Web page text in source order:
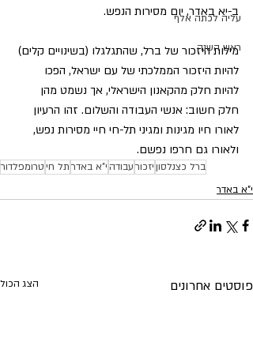
עליה לכתה אלף
ראש השנה
ב-יא באדר, יום מסירות הנפש.
מילות היזכור של ברל, שהתגלגלו (בשינויים קלים)
להיות היזכור הממלכתי של עם ישראל, הפכו
להיות חלק מהקאנון הישראלי, אך נשמט מהן
חלק חשוב: אנשי העבודה והשלום. זהו הרעיון
לאורו חיו מגינות ומגיני תל-חי חיי מסירות נפש,
ולאורו גם חרפו נפשם.
ברל כצנלסוןיזכורעבודהי"א באדרתל חיטרומפלדור
י"א באדר
פוסטים אחרונים הצג הכול